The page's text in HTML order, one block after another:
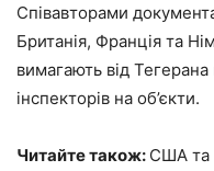
Співавторами
Британія, Франція та
вимагають від
інспекторів на об’єкти.
Читайте також: США та